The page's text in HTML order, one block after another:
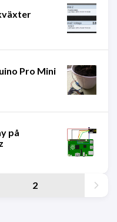
Pro Mini
på
2